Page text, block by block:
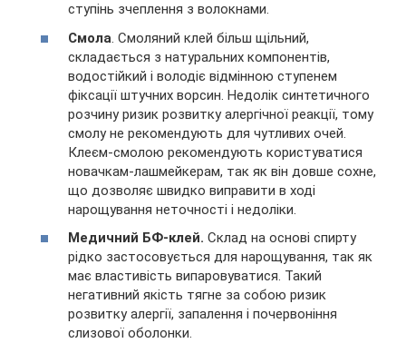
ступінь зчеплення з волокнами.
Смола. Смоляний клей більш щільний,
складається з натуральних компонентів,
водостійкий і володіє відмінною ступенем
фіксації штучних ворсин. Недолік синтетичного
розчину ризик розвитку алергічної реакції, тому
смолу не рекомендують для чутливих очей.
Клеєм-смолою рекомендують користуватися
новачкам-лашмейкерам, так як він довше сохне,
що дозволяє швидко виправити в ході
нарощування неточності і недоліки.
Медичний БФ-клей. Склад на основі спирту
рідко застосовується для нарощування, так як
має властивість випаровуватися. Такий
негативний якість тягне за собою ризик
розвитку алергії, запалення і почервоніння
слизової оболонки.